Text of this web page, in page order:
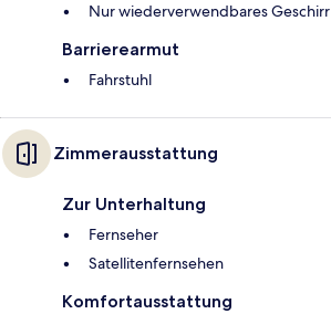
Nur wiederverwendbares Geschirr
Barrierearmut
Fahrstuhl
Zimmerausstattung
Zur Unterhaltung
Fernseher
Satellitenfernsehen
Komfortausstattung